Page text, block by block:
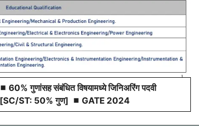
◼ 60% गुणांसह संबंधित विषयामध्ये जिनिअरिंग पदवी
[SC/ST: 50% गुण] ◼ GATE 2024